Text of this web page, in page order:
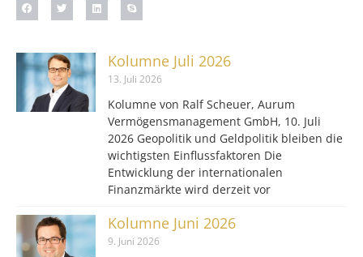
Kolumne Juli 2026
13. Juli 2026
Kolumne von Ralf Scheuer, Aurum
Vermögensmanagement GmbH, 10. Juli
2026 Geopolitik und Geldpolitik bleiben die
wichtigsten Einflussfaktoren Die
Entwicklung der internationalen
Finanzmärkte wird derzeit vor
Kolumne Juni 2026
9. Juni 2026